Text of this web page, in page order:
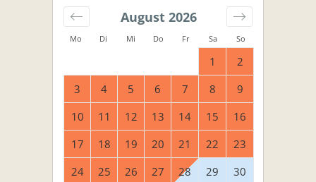
Mo Di Mi Do Fr Sa So
August 2026
1
2
3
4 5 6 7 8
9
10
11 12 13 14 15
16
17
18 19 20 21 22
23
24
25 26 27 28 29
30